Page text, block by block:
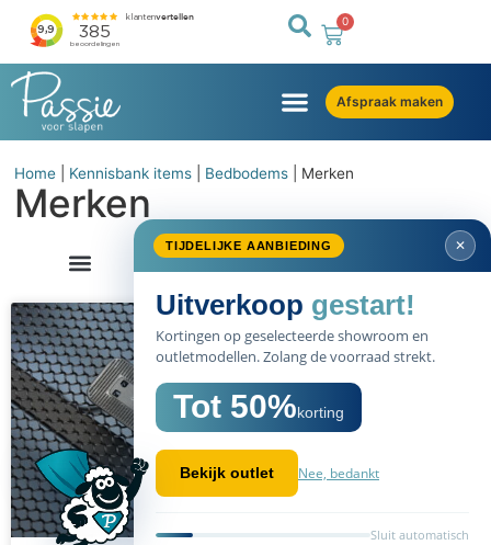
0
Afspraak maken
TIJDELIJKE AANBIEDING ✕
Uitverkoop gestart!
Kortingen op geselecteerde showroom en
outletmodellen. Zolang de voorraad strekt.
Tot 50%korting
Bekijk outlet Nee, bedankt
Sluit automatisch
Home Kennisbank items Bedbodems Merken
Merken